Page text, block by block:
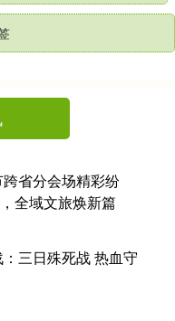
省分会场精彩纷
全域文旅焕新篇
三日殊死战 热血守